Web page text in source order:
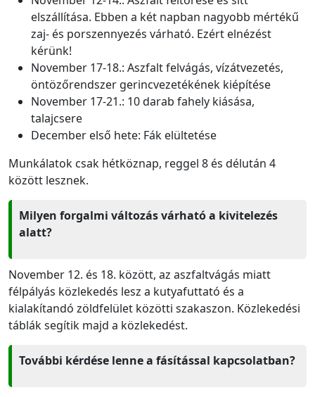
elszállítása. Ebben a két napban nagyobb mértékű
zaj- és porszennyezés várható. Ezért elnézést
kérünk!
November 17-18.: Aszfalt felvágás, vízátvezetés,
öntözőrendszer gerincvezetékének kiépítése
November 17-21.: 10 darab fahely kiásása,
talajcsere
December első hete: Fák elültetése
Munkálatok csak hétköznap, reggel 8 és délután 4
között lesznek.
Milyen forgalmi változás várható a kivitelezés
alatt?
November 12. és 18. között, az aszfaltvágás miatt
félpályás közlekedés lesz a kutyafuttató és a
kialakítandó zöldfelület közötti szakaszon. Közlekedési
táblák segítik majd a közlekedést.
További kérdése lenne a fásítással kapcsolatban?